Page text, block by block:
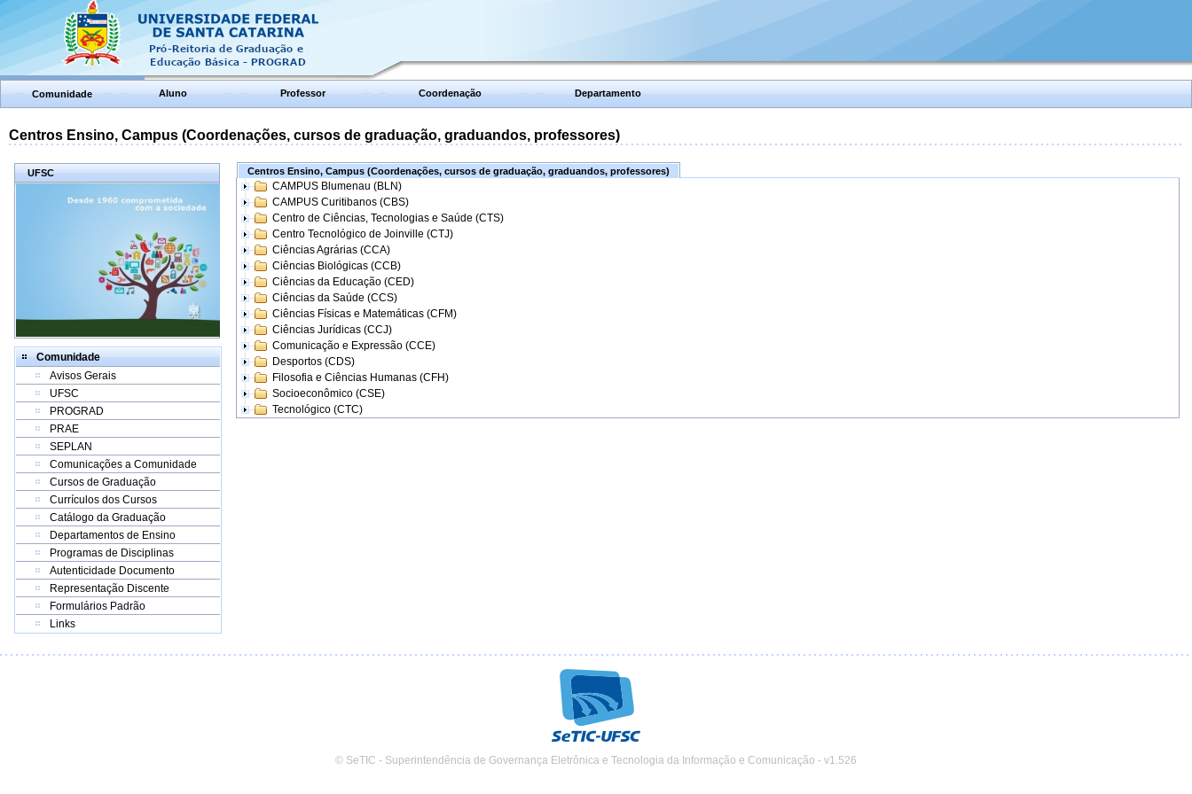
Comunidade Aluno Professor Coordenação Departamento
Centros Ensino, Campus (Coordenações, cursos de graduação, graduandos, professores)
UFSC
Comunidade
Avisos Gerais
UFSC
PROGRAD
PRAE
SEPLAN
Comunicações a Comunidade
Cursos de Graduação
Currículos dos Cursos
Catálogo da Graduação
Departamentos de Ensino
Programas de Disciplinas
Autenticidade Documento
Representação Discente
Formulários Padrão
Links
Centros Ensino, Campus (Coordenações, cursos de graduação, graduandos, professores)
CAMPUS Blumenau (BLN)
CAMPUS Curitibanos (CBS)
Centro de Ciências, Tecnologias e Saúde (CTS)
Centro Tecnológico de Joinville (CTJ)
Ciências Agrárias (CCA)
Ciências Biológicas (CCB)
Ciências da Educação (CED)
Ciências da Saúde (CCS)
Ciências Físicas e Matemáticas (CFM)
Ciências Jurídicas (CCJ)
Comunicação e Expressão (CCE)
Desportos (CDS)
Filosofia e Ciências Humanas (CFH)
Socioeconômico (CSE)
Tecnológico (CTC)
© SeTIC - Superintendência de Governança Eletrônica e Tecnologia da Informação e Comunicação - v1.526